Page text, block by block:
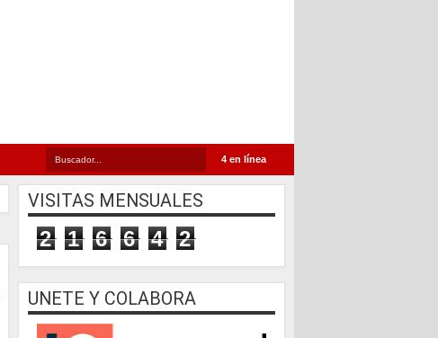
4 en línea
VISITAS MENSUALES
2 1 6 6 4 2
UNETE Y COLABORA